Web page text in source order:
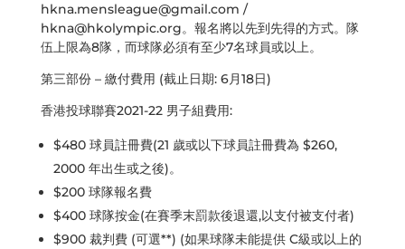
hkna.mensleague@gmail.com /
hkna@hkolympic.org。報名將以先到先得的方式。隊
伍上限為8隊，而球隊必須有至少7名球員或以上。
第三部份 – 繳付費用 (截止日期: 6月18日)
香港投球聯賽2021-22 男子組費用:
$480 球員註冊費(21 歲或以下球員註冊費為 $260,
2000 年出生或之後)。
$200 球隊報名費
$400 球隊按金(在賽季末罰款後退還,以支付被支付者)
$900 裁判費 (可選**) (如果球隊未能提供 C級或以上的